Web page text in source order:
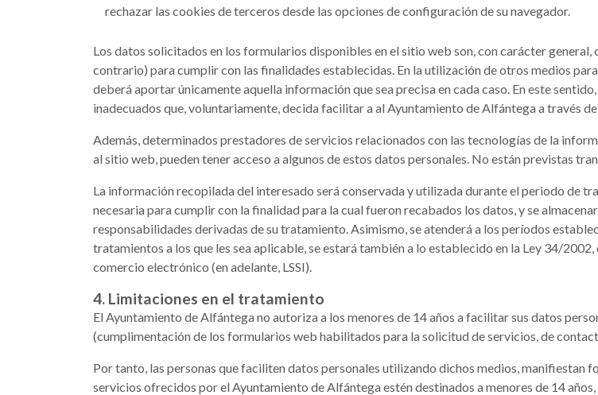
rechazar las cookies de terceros desde las opciones de configuración de su navegador.
Los datos solicitados en los formularios disponibles en el sitio web son, con carácter
contrario) para cumplir con las finalidades establecidas. En la utilización de otros medios
deberá aportar únicamente aquella información que sea precisa en cada caso. En este
inadecuados que, voluntariamente, decida facilitar a al Ayuntamiento de Alfántega a través
Además, determinados prestadores de servicios relacionados con las tecnologías de la
al sitio web, pueden tener acceso a algunos de estos datos personales. No están previstas
La información recopilada del interesado será conservada y utilizada durante el periodo de
necesaria para cumplir con la finalidad para la cual fueron recabados los datos, y se
responsabilidades derivadas de su tratamiento. Asimismo, se atenderá a los períodos
tratamientos a los que les sea aplicable, se estará también a lo establecido en la Ley 34/
comercio electrónico (en adelante, LSSI).
4. Limitaciones en el tratamiento
El Ayuntamiento de Alfántega no autoriza a los menores de 14 años a facilitar sus datos
(cumplimentación de los formularios web habilitados para la solicitud de servicios, de
Por tanto, las personas que faciliten datos personales utilizando dichos medios, manifiestan
servicios ofrecidos por el Ayuntamiento de Alfántega estén destinados a menores de 14